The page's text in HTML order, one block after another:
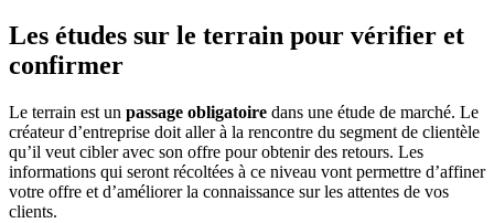
Les études sur le terrain pour vérifier et
confirmer
Le terrain est un passage obligatoire dans une étude de marché. Le
créateur d’entreprise doit aller à la rencontre du segment de clientèle
qu’il veut cibler avec son offre pour obtenir des retours. Les
informations qui seront récoltées à ce niveau vont permettre d’affiner
votre offre et d’améliorer la connaissance sur les attentes de vos
clients.